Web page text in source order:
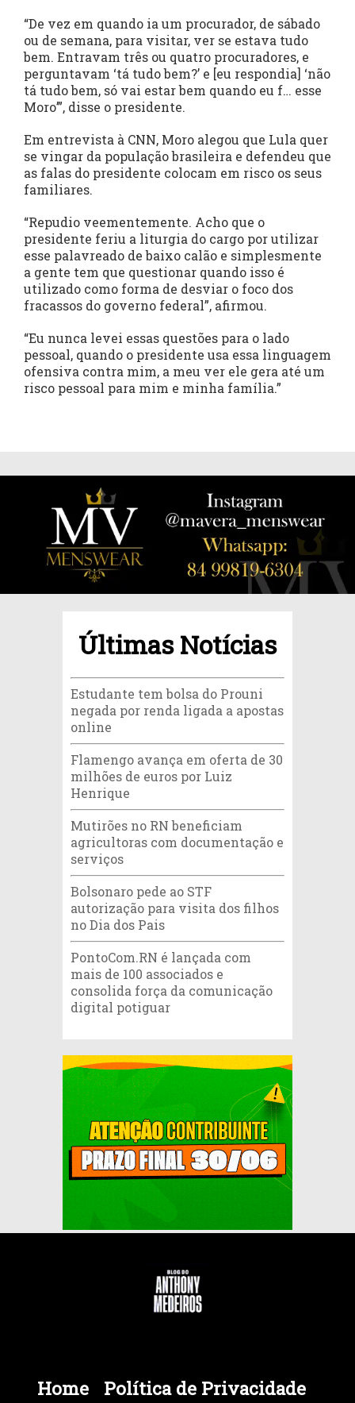
“De vez em quando ia um procurador, de sábado
ou de semana, para visitar, ver se estava tudo
bem. Entravam três ou quatro procuradores, e
perguntavam ‘tá tudo bem?’ e [eu respondia] ‘não
tá tudo bem, só vai estar bem quando eu f… esse
Moro’”, disse o presidente.
Em entrevista à CNN, Moro alegou que Lula quer
se vingar da população brasileira e defendeu que
as falas do presidente colocam em risco os seus
familiares.
“Repudio veementemente. Acho que o
presidente feriu a liturgia do cargo por utilizar
esse palavreado de baixo calão e simplesmente
a gente tem que questionar quando isso é
utilizado como forma de desviar o foco dos
fracassos do governo federal”, afirmou.
“Eu nunca levei essas questões para o lado
pessoal, quando o presidente usa essa linguagem
ofensiva contra mim, a meu ver ele gera até um
risco pessoal para mim e minha família.”
Últimas Notícias
Estudante tem bolsa do Prouni
negada por renda ligada a apostas
online
Flamengo avança em oferta de 30
milhões de euros por Luiz
Henrique
Mutirões no RN beneficiam
agricultoras com documentação e
serviços
Bolsonaro pede ao STF
autorização para visita dos filhos
no Dia dos Pais
PontoCom.RN é lançada com
mais de 100 associados e
consolida força da comunicação
digital potiguar
Home
Política de Privacidade